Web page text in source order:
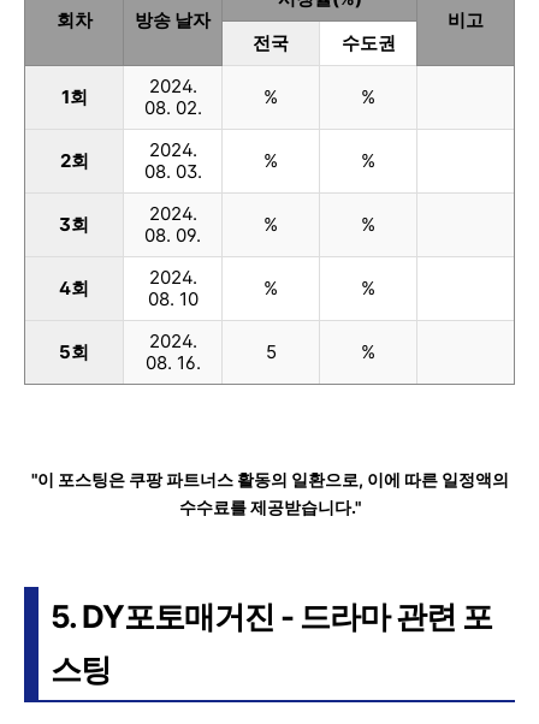
회차 방송 날자
비고
전국
수도권
1회
2024.
08. 02.
% %
2회
2024.
08. 03.
% %
3회
2024.
08. 09.
% %
4회
2024.
08. 10
% %
5회
2024.
08. 16.
5 %
"이 포스팅은 쿠팡 파트너스 활동의 일환으로, 이에 따른 일정액의
수수료를 제공받습니다."
5. DY포토매거진 - 드라마 관련 포
스팅